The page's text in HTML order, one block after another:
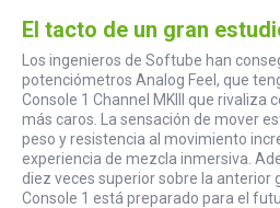
El tacto de un gran
Los ingenieros de Softube han
potenciómetros Analog Feel, que
Console 1 Channel MKIII que rivaliza
más caros. La sensación de mover
peso y resistencia al movimiento
experiencia de mezcla inmersiva.
diez veces superior sobre la anterior
Console 1 está preparado para el